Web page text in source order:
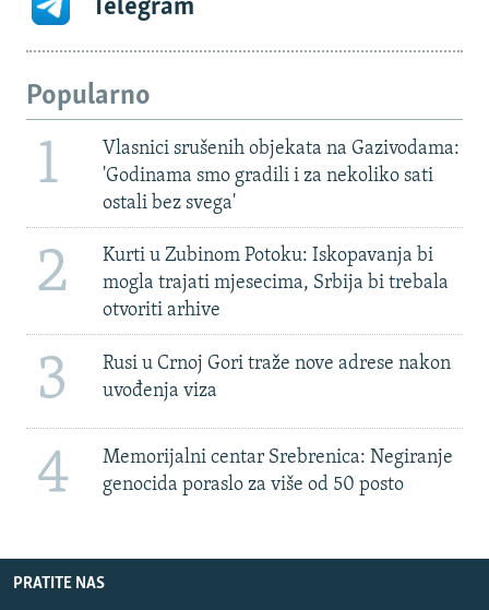
Telegram
Popularno
1
Vlasnici srušenih objekata na Gazivodama:
'Godinama smo gradili i za nekoliko sati
ostali bez svega'
2
Kurti u Zubinom Potoku: Iskopavanja bi
mogla trajati mjesecima, Srbija bi trebala
otvoriti arhive
3
Rusi u Crnoj Gori traže nove adrese nakon
uvođenja viza
4
Memorijalni centar Srebrenica: Negiranje
genocida poraslo za više od 50 posto
PRATITE NAS